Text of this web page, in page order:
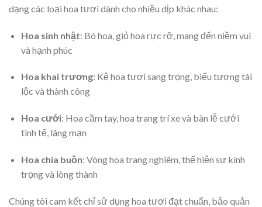
dạng các loại hoa tươi dành cho nhiều dịp khác nhau:
Hoa sinh nhật: Bó hoa, giỏ hoa rực rỡ, mang đến niềm vui
và hạnh phúc
Hoa khai trương: Kệ hoa tươi sang trọng, biểu tượng tài
lộc và thành công
Hoa cưới: Hoa cầm tay, hoa trang trí xe và bàn lễ cưới
tinh tế, lãng mạn
Hoa chia buồn: Vòng hoa trang nghiêm, thể hiện sự kính
trọng và lòng thành
Chúng tôi cam kết chỉ sử dụng hoa tươi đạt chuẩn, bảo quản